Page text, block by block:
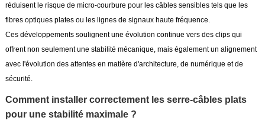
réduisent le risque de micro-courbure pour les câbles sensibles tels que les
fibres optiques plates ou les lignes de signaux haute fréquence.
Ces développements soulignent une évolution continue vers des clips qui
offrent non seulement une stabilité mécanique, mais également un alignement
avec l'évolution des attentes en matière d'architecture, de numérique et de
sécurité.
Comment installer correctement les serre-câbles plats
pour une stabilité maximale ?